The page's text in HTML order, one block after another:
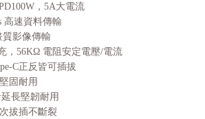
，5A大電流
高速資料傳輸
質影像傳輸
，56KΩ 電阻安定電壓/電流
C正反皆可插拔
固耐用
延長堅韌耐用
拔插不斷裂